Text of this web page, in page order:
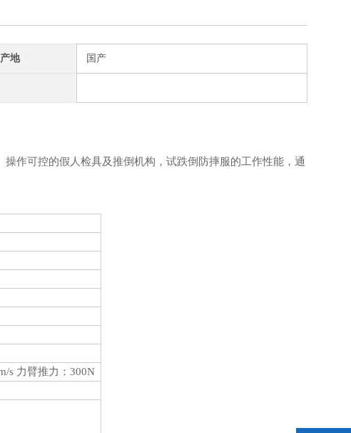
产地 国产
作可控的假人检具及推倒机构，试跌倒防摔服的工作性能，通
s 力臂推力：300N